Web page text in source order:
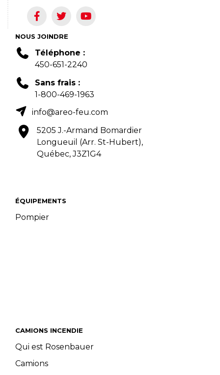
ÉQUIPEMENTS
Pompier
CAMIONS INCENDIE
Qui est Rosenbauer
Camions
NOUS JOINDRE
Téléphone :
450-651-2240
Sans frais :
1-800-469-1963
info@areo-feu.com
5205 J.-Armand Bomardier
Longueuil (Arr. St-Hubert),
Québec, J3Z1G4